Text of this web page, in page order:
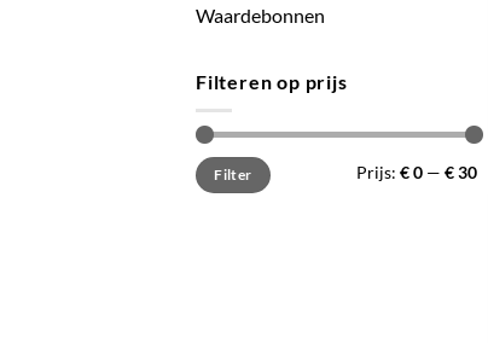
Waardebonnen
Filteren op prijs
Min.
prijs
Max.
prijsFilter Prijs: € 0— € 30